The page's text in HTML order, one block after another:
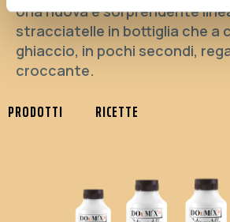
Una nuova e sorprendente
stracciatelle in bottiglia che a
ghiaccio, in pochi secondi,
croccante.
PRODOTTI RICETTE